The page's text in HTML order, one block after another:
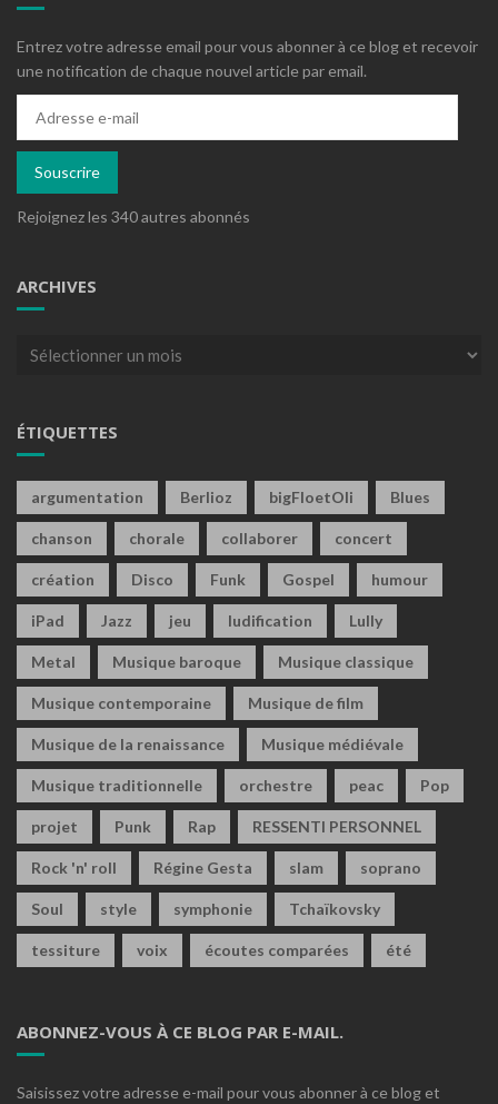
Entrez votre adresse email pour vous abonner à ce blog et recevoir
une notification de chaque nouvel article par email.
mail
Souscrire
Rejoignez les 340 autres abonnés
ARCHIVES
Archives
ÉTIQUETTES
argumentation Berlioz bigFloetOli Blues
chanson chorale collaborer concert
création Disco Funk Gospel humour
iPad Jazz jeu ludification Lully
Metal Musique baroque Musique classique
Musique contemporaine Musique de film
Musique de la renaissance Musique médiévale
Musique traditionnelle orchestre peac Pop
projet Punk Rap RESSENTI PERSONNEL
Rock 'n' roll Régine Gesta slam soprano
Soul style symphonie Tchaïkovsky
tessiture voix écoutes comparées été
ABONNEZ-VOUS À CE BLOG PAR E-MAIL.
Saisissez votre adresse e-mail pour vous abonner à ce blog et